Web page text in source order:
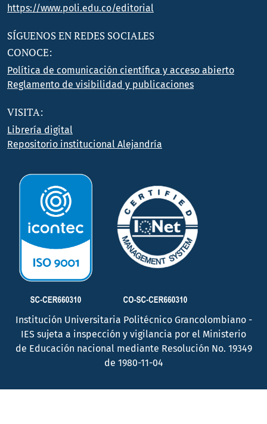
https://www.poli.edu.co/editorial
SÍGUENOS EN REDES SOCIALES
CONOCE:
Política de comunicación científica y acceso abierto
Reglamento de visibilidad y publicaciones
VISITA:
Librería digital
Repositorio institucional Alejandría
Institución Universitaria Politécnico Grancolombiano -
IES sujeta a inspección y vigilancia por el Ministerio
de Educación nacional mediante Resolución No. 19349
de 1980-11-04